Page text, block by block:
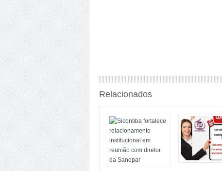
Relacionados